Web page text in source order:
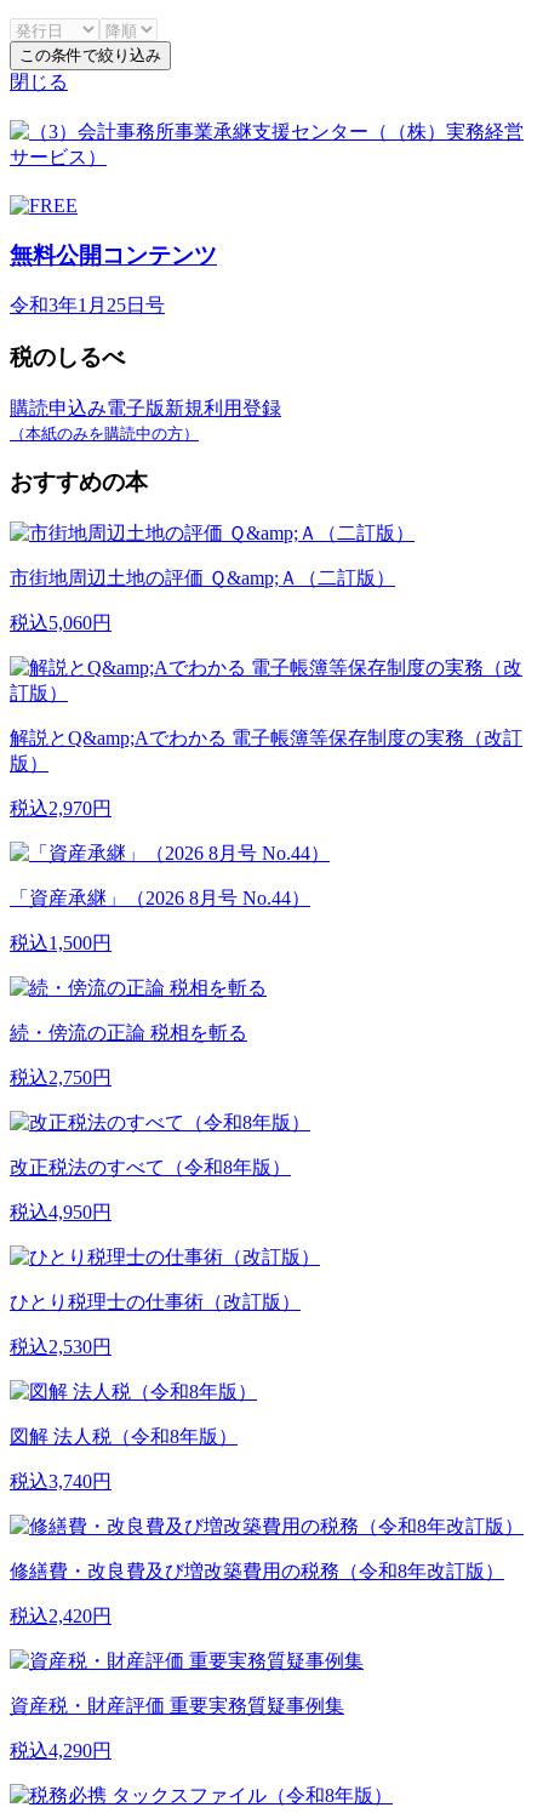
この条件で絞り込み
閉じる
無料公開コンテンツ
令和3年1月25日号
税のしるべ
購読申込み電子版新規利用登録
（本紙のみを購読中の方）
おすすめの本
市街地周辺土地の評価 Ｑ&amp;Ａ（二訂版）
税込5,060円
解説とQ&amp;Aでわかる 電子帳簿等保存制度の実務（改訂
版）
税込2,970円
「資産承継」（2026 8月号 No.44）
税込1,500円
続・傍流の正論 税相を斬る
税込2,750円
改正税法のすべて（令和8年版）
税込4,950円
ひとり税理士の仕事術（改訂版）
税込2,530円
図解 法人税（令和8年版）
税込3,740円
修繕費・改良費及び増改築費用の税務（令和8年改訂版）
税込2,420円
資産税・財産評価 重要実務質疑事例集
税込4,290円